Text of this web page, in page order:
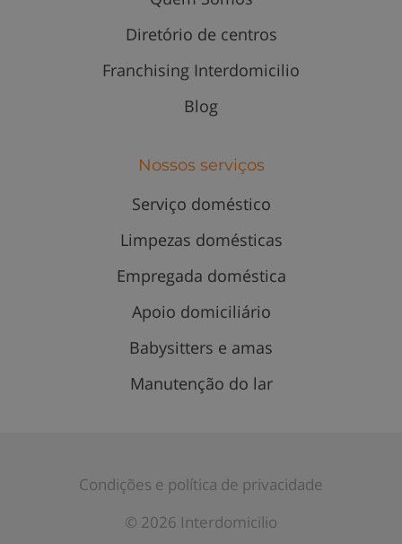
Diretório de centros
Franchising Interdomicilio
Blog
Nossos serviços
Serviço doméstico
Limpezas domésticas
Empregada doméstica
Apoio domiciliário
Babysitters e amas
Manutenção do lar
Condições e política de privacidade
© 2026 Interdomicilio